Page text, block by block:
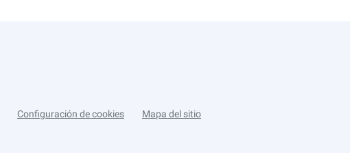
Configuración de cookies Mapa del sitio